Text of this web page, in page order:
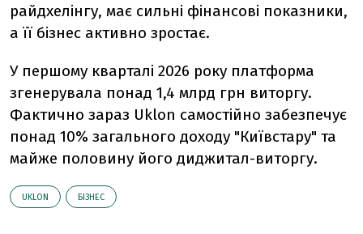
райдхелінгу, має сильні фінансові показники,
а її бізнес активно зростає.
У першому кварталі 2026 року платформа
згенерувала понад 1,4 млрд грн виторгу.
Фактично зараз Uklon самостійно забезпечує
понад 10% загального доходу "Київстару" та
майже половину його диджитал-виторгу.
UKLON БІЗНЕС